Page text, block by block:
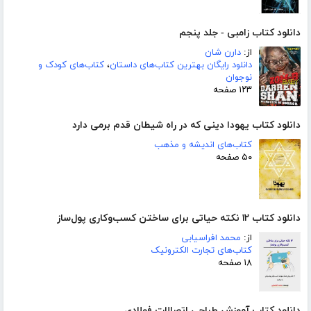
دانلود کتاب زامبی - جلد پنجم
از: دارن شان
دانلود رایگان بهترین کتاب‌های داستان، کتاب‌های کودک و
نوجوان
۱۲۳ صفحه
دانلود کتاب یهودا دینی که در راه شیطان قدم برمی دارد
کتاب‌های اندیشه و مذهب
۵۰ صفحه
دانلود کتاب ۱۲ نکته حیاتی برای ساختن کسب‌وکاری پول‌ساز
از: محمد افراسیابی
کتاب‌های تجارت الکترونیک
۱۸ صفحه